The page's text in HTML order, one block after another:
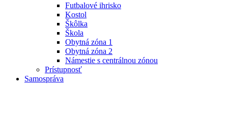
Futbalové ihrisko
Kostol
Škôlka
Škola
Obytná zóna 1
Obytná zóna 2
Námestie s centrálnou zónou
Prístupnosť
Samospráva